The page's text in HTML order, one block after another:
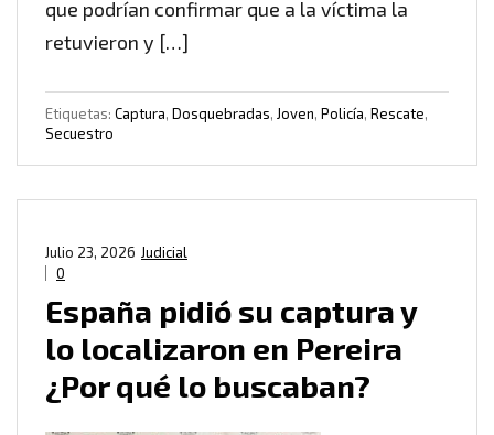
que podrían confirmar que a la víctima la
retuvieron y […]
Etiquetas: Captura, Dosquebradas, Joven, Policía, Rescate,
Secuestro
Judicial
Julio 23, 2026
0
España pidió su captura y
lo localizaron en Pereira
¿Por qué lo buscaban?